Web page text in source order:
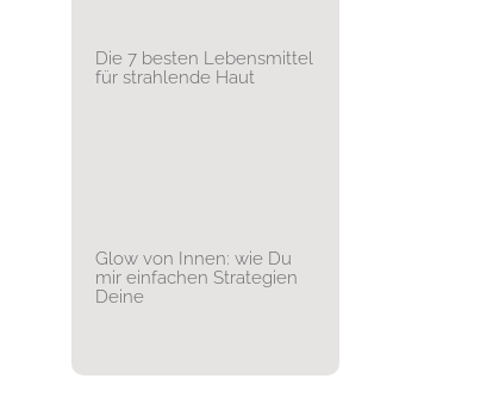
Die 7 besten Lebensmittel
für strahlende Haut
Glow von Innen: wie Du
mir einfachen Strategien
Deine